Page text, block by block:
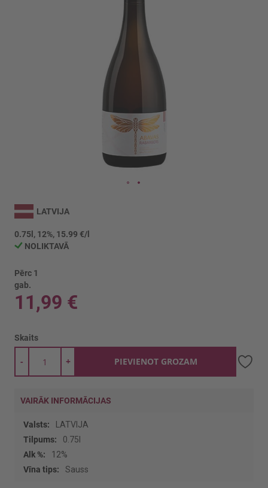
uz
galerijas
sākumu
LATVIJA
0.75l, 12%, 15.99 €/l
NOLIKTAVĀ
Pērc 1
gab.
11,99 €
Skaits
+
- PIEVIENOT GROZAM
VAIRĀK INFORMĀCIJAS
Vairāk
informācijas
LATVIJA
0.75l
12%
Sauss